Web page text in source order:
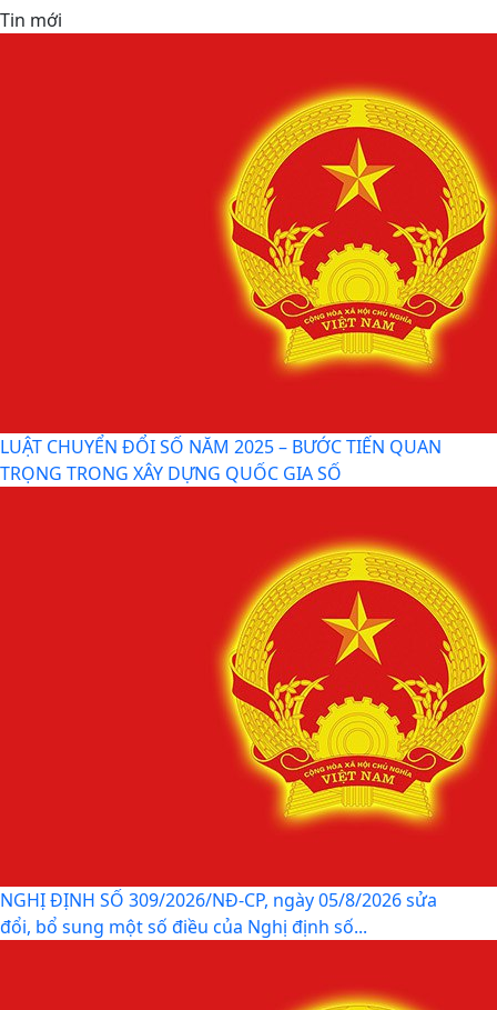
LUẬT CHUYỂN ĐỔI SỐ NĂM 2025 – BƯỚC TIẾN QUAN